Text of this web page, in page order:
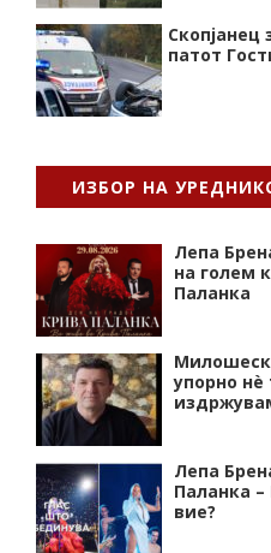
Скопјанец
патот
ИЗБОР НА
Лепа
на голем
Паланка
упорно
Лепа
Паланка –
вие?